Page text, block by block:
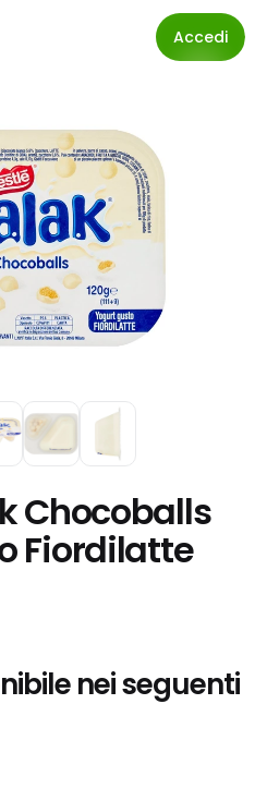
Accedi
Chocoballs
Fiordilatte
nei seguenti